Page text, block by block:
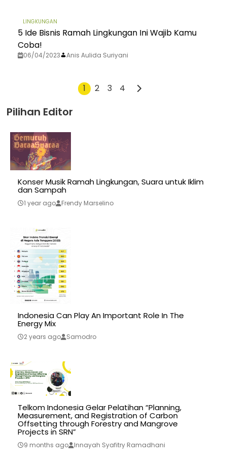
LINGKUNGAN
5 Ide Bisnis Ramah Lingkungan Ini Wajib Kamu
Coba!
06/04/2023 Anis Aulida Suriyani
1 2 3 4
Pilihan Editor
Konser Musik Ramah Lingkungan, Suara untuk Iklim
dan Sampah
1 year ago Frendy Marselino
Indonesia Can Play An Important Role In The
Energy Mix
2 years ago Samodro
Telkom Indonesia Gelar Pelatihan “Planning,
Measurement, and Registration of Carbon
Offsetting through Forestry and Mangrove
Projects in SRN”
9 months ago Innayah Syafitry Ramadhani